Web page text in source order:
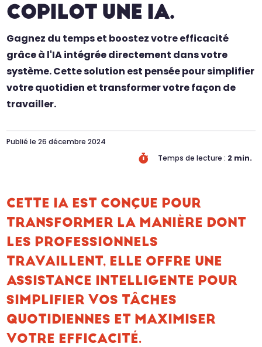
COPILOT UNE IA.
Gagnez du temps et boostez votre efficacité
grâce à l'IA intégrée directement dans votre
système. Cette solution est pensée pour simplifier
votre quotidien et transformer votre façon de
travailler.
Publié le 26 décembre 2024
 Temps de lecture : 2 min.
CETTE IA EST CONÇUE POUR
TRANSFORMER LA MANIÈRE DONT
LES PROFESSIONNELS
TRAVAILLENT, ELLE OFFRE UNE
ASSISTANCE INTELLIGENTE POUR
SIMPLIFIER VOS TÂCHES
QUOTIDIENNES ET MAXIMISER
VOTRE EFFICACITÉ.